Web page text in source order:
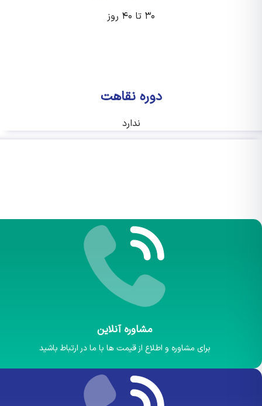
دوره نقاهت
ندارد
مشاوره آنلاین
برای مشاوره و اطلاع از قیمت ها با ما در ارتباط باشید